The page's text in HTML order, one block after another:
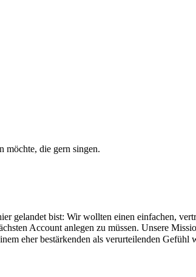
möchte, die gern singen.
gelandet bist: Wir wollten einen einfachen,
Account anlegen zu müssen. Unsere
eher bestärkenden als verurteilenden Gefühl